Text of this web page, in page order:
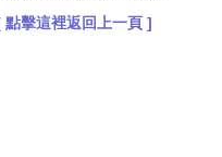
點擊這裡返回上一頁 ]